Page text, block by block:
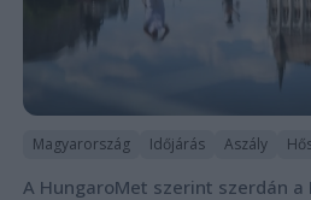
Magyarország Időjárás Aszály
A HungaroMet szerint szerdán